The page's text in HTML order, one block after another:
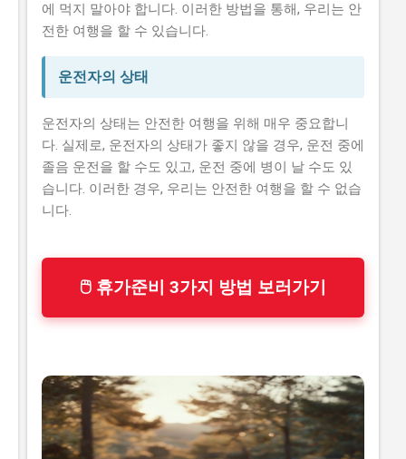
에 먹지 말아야 합니다. 이러한 방법을 통해, 우리는 안
전한 여행을 할 수 있습니다.
운전자의 상태
운전자의 상태는 안전한 여행을 위해 매우 중요합니
다. 실제로, 운전자의 상태가 좋지 않을 경우, 운전 중에
졸음 운전을 할 수도 있고, 운전 중에 병이 날 수도 있
습니다. 이러한 경우, 우리는 안전한 여행을 할 수 없습
니다.
🖱 휴가준비 3가지 방법 보러가기